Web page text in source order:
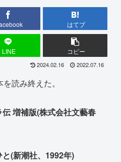
はてブ
LINE コピー
2024.02.16 2022.07.16
読み終えた。
増補版(株式会社文藝春
(新潮社、1992年)